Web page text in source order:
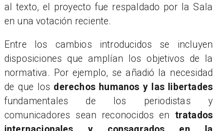
al texto, el proyecto fue respaldado por la Sala
en una votación reciente.
​Entre los cambios introducidos se incluyen
disposiciones que amplían los objetivos de la
normativa. Por ejemplo, se añadió la necesidad
de que los derechos humanos y las libertades
fundamentales de los periodistas y
comunicadores sean reconocidos en tratados